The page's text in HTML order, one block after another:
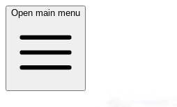
Open main menu